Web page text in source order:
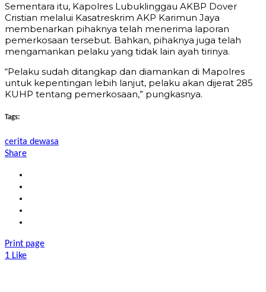
Sementara itu, Kapolres Lubuklinggau AKBP Dover
Cristian melalui Kasatreskrim AKP Karimun Jaya
membenarkan pihaknya telah menerima laporan
pemerkosaan tersebut. Bahkan, pihaknya juga telah
mengamankan pelaku yang tidak lain ayah tirinya.
“Pelaku sudah ditangkap dan diamankan di Mapolres
untuk kepentingan lebih lanjut, pelaku akan dijerat 285
KUHP tentang pemerkosaan,” pungkasnya.
Tags:
cerita dewasa
Share
Print page
1 Like